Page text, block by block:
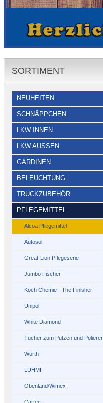
SORTIMENT
NEUHEITEN
SCHNÄPPCHEN
LKW INNEN
LKW AUSSEN
GARDINEN
BELEUCHTUNG
TRUCKZUBEHÖR
PFLEGEMITTEL
Alcoa Pflegemittel
Autosol
Great-Lion Pflegeserie
Jumbo Fischer
Koch Chemie - The Finisher
Unipol
White Diamond
Tücher zum Putzen und
Würth
LUHMI
Obenland/Wimex